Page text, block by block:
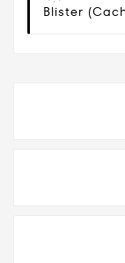
Blister